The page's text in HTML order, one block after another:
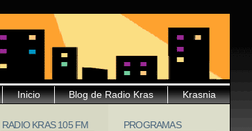
Krasnia
Blog de Radio Kras
Inicio
PROGRAMAS
RADIO KRAS 105 FM